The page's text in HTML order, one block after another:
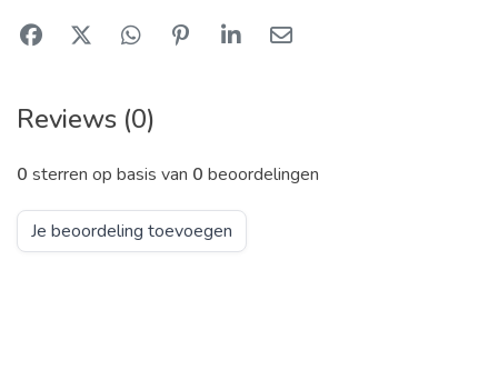
Reviews (0)
0 sterren op basis van 0 beoordelingen
Je beoordeling toevoegen